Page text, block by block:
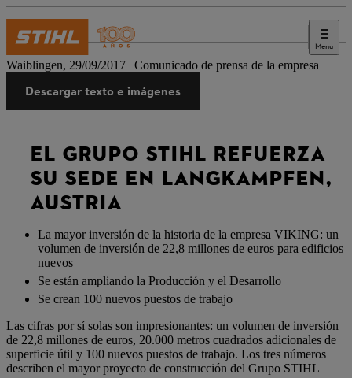
Menu
Prensa
Waiblingen, 29/09/2017 | Comunicado de prensa de la empresa
Descargar texto e imágenes
EL GRUPO STIHL REFUERZA
SU SEDE EN LANGKAMPFEN,
AUSTRIA
La mayor inversión de la historia de la empresa VIKING: un
volumen de inversión de 22,8 millones de euros para edificios
nuevos
Se están ampliando la Producción y el Desarrollo
Se crean 100 nuevos puestos de trabajo
Las cifras por sí solas son impresionantes: un volumen de inversión
de 22,8 millones de euros, 20.000 metros cuadrados adicionales de
superficie útil y 100 nuevos puestos de trabajo. Los tres números
describen el mayor proyecto de construcción del Grupo STIHL